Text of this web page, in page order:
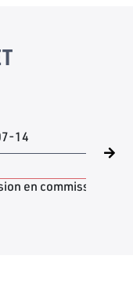
14
en commission